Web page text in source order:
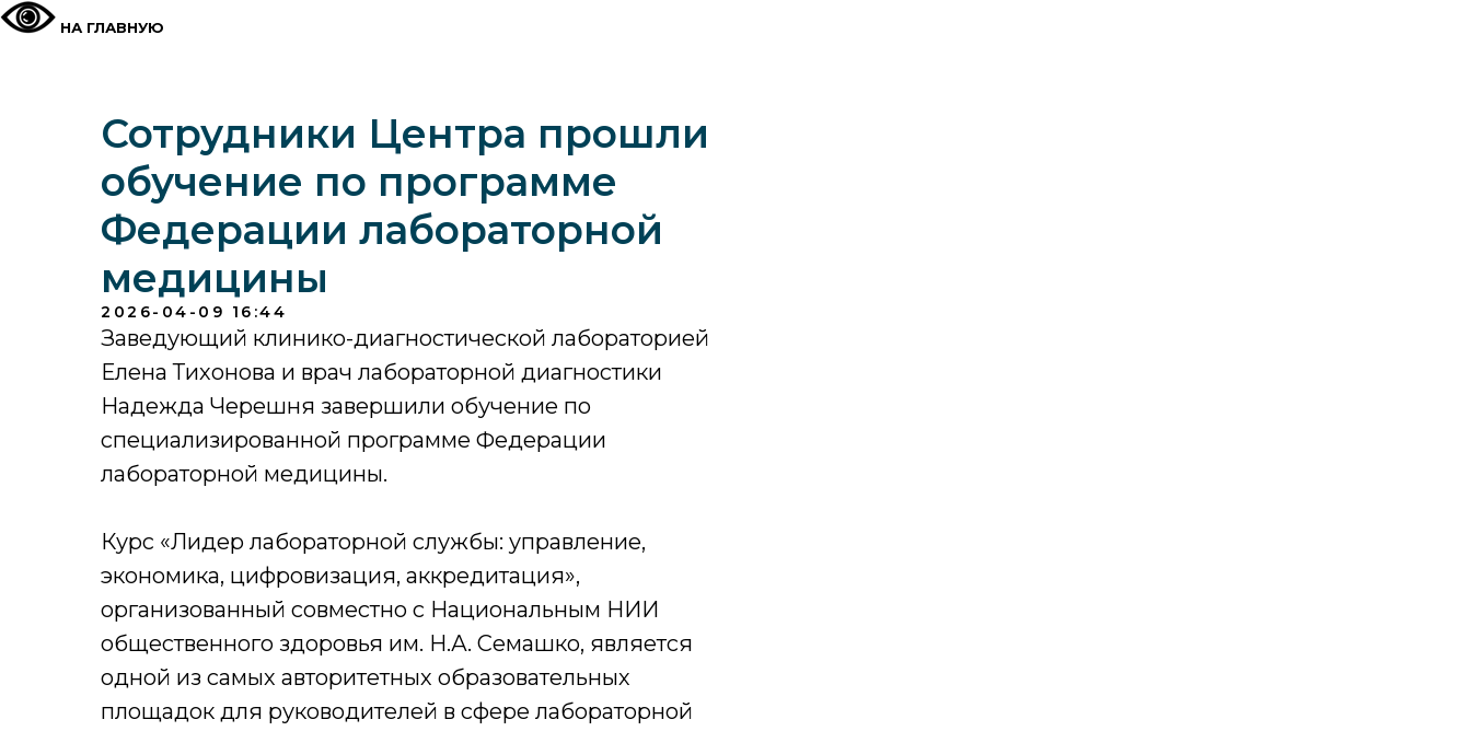
НА ГЛАВНУЮ
Сотрудники Центра прошли
обучение по программе
Федерации лабораторной
медицины
2026-04-09 16:44
Заведующий клинико-диагностической лабораторией
Елена Тихонова и врач лабораторной диагностики
Надежда Черешня завершили обучение по
специализированной программе Федерации
лабораторной медицины.
Курс «Лидер лабораторной службы: управление,
экономика, цифровизация, аккредитация»,
организованный совместно с Национальным НИИ
общественного здоровья им. Н.А. Семашко, является
одной из самых авторитетных образовательных
площадок для руководителей в сфере лабораторной